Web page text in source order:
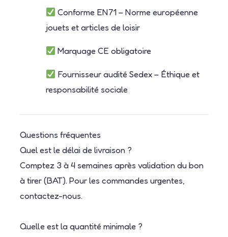
Conforme EN71 – Norme européenne
jouets et articles de loisir
Marquage CE obligatoire
Fournisseur audité Sedex – Éthique et
responsabilité sociale
Questions fréquentes
Quel est le délai de livraison ?
Comptez 3 à 4 semaines après validation du bon
à tirer (BAT). Pour les commandes urgentes,
contactez-nous.
Quelle est la quantité minimale ?